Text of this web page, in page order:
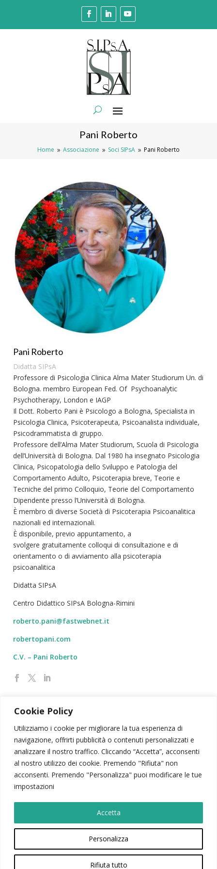
Cookie Policy
Utilizziamo i cookie per migliorare la tua esperienza di
navigazione, offrirti pubblicità o contenuti personalizzati e
analizzare il nostro traffico. Cliccando “Accetta”, acconsenti
al nostro utilizzo dei cookie. Premendo "Rifiuta" non
acconsenti. Premendo "Personalizza" puoi modificare le tue
impostazioni
Personalizza
Rifiuta tutto
Accetta
Pani Roberto
Home 9 Associazione 9 Soci SIPsA 9 Pani Roberto
Pani Roberto
Didatta SIPsA
Professore di Psicologia Clinica Alma Mater Studiorum Un. di
Bologna. membro European Fed. Of Psychoanalytic
Psychotherapy, London e IAGP
Il Dott. Roberto Pani è Psicologo a Bologna, Specialista in
Psicologia Clinica, Psicoterapeuta, Psicoanalista individuale,
Psicodrammatista di gruppo.
Professore dell’Alma Mater Studiorum, Scuola di Psicologia
dell’Università di Bologna. Dal 1980 ha insegnato Psicologia
Clinica, Psicopatologia dello Sviluppo e Patologia del
Comportamento Adulto, Psicoterapia breve, Teorie e
Tecniche del primo Colloquio, Teorie del Comportamento
Dipendente presso l’Università di Bologna.
È membro di diverse Società di Psicoterapia Psicoanalitica
nazionali ed internazionali.
È disponibile, previo appuntamento, a
svolgere gratuitamente colloqui di consultazione e di
orientamento o di avviamento alla psicoterapia
psicoanalitica
Didatta SIPsA
Centro Didattico SIPsA Bologna-Rimini
roberto.pani@fastwebnet.it
robertopani.com
C.V. – Pani Roberto
SIPSA| PSICODRAMMA | ATTIVITÀ SCIENTIFICA
CONTATTI|AREA RISERVATA |NEWSLETTER
© 2026 – Società Italiana di Psicodramma Analitico
Sostieni la realtà del Terzo Settore. Devolvi a SIPsA il 5 x 1000.
Codice fiscale: 92003760417